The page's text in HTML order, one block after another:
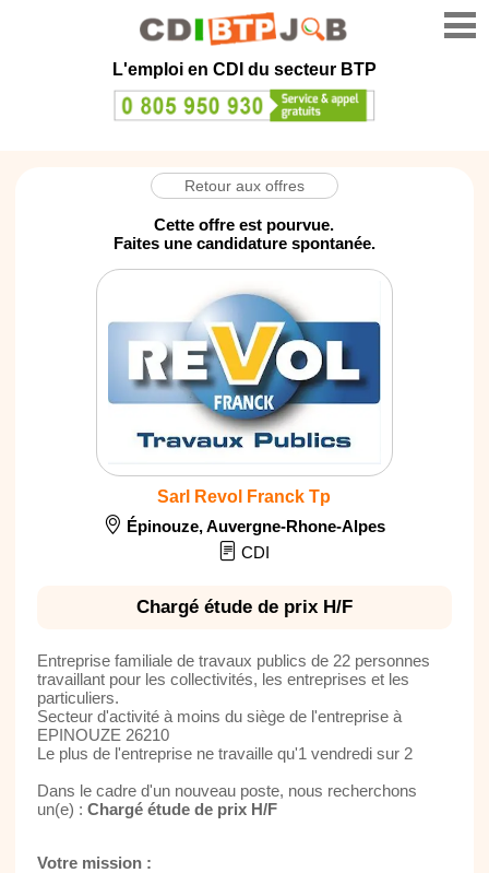
L'emploi en CDI du secteur BTP
Retour aux offres
Cette offre est pourvue.
Faites une candidature spontanée.
Sarl Revol Franck Tp
Épinouze,Auvergne-Rhone-Alpes
CDI
Chargé étude de prix H/F
Entreprise familiale de travaux publics de 22 personnes
travaillant pour les collectivités, les entreprises et les
particuliers.
Secteur d'activité à moins du siège de l'entreprise à
EPINOUZE 26210
Le plus de l'entreprise ne travaille qu'1 vendredi sur 2
Dans le cadre d'un nouveau poste, nous recherchons
un(e) : Chargé étude de prix H/F
Votre mission :